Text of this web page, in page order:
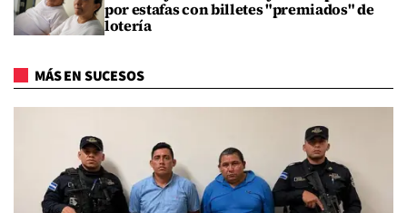
por estafas con billetes "premiados" de
lotería
MÁS EN SUCESOS